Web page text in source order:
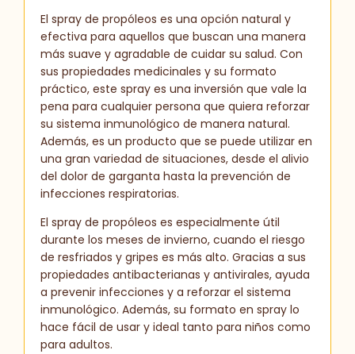
El spray de propóleos es una opción natural y
efectiva para aquellos que buscan una manera
más suave y agradable de cuidar su salud. Con
sus propiedades medicinales y su formato
práctico, este spray es una inversión que vale la
pena para cualquier persona que quiera reforzar
su sistema inmunológico de manera natural.
Además, es un producto que se puede utilizar en
una gran variedad de situaciones, desde el alivio
del dolor de garganta hasta la prevención de
infecciones respiratorias.
El spray de propóleos es especialmente útil
durante los meses de invierno, cuando el riesgo
de resfriados y gripes es más alto. Gracias a sus
propiedades antibacterianas y antivirales, ayuda
a prevenir infecciones y a reforzar el sistema
inmunológico. Además, su formato en spray lo
hace fácil de usar y ideal tanto para niños como
para adultos.